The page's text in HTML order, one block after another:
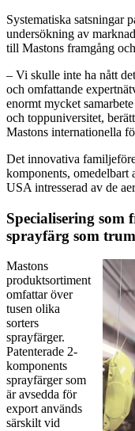
Systematiska satsningar
undersökning av
till Mastons framgång
– Vi skulle inte ha nått
och omfattande
enormt mycket
och toppuniversitet,
Mastons internationella
Det innovativa
komponents, omedelbart
USA intresserad av de
Specialisering
sprayfärg som
Mastons
produktsortiment
omfattar över
tusen olika
sorters
sprayfärger.
Patenterade 2-
komponents
sprayfärger som
är avsedda för
export används
särskilt vid